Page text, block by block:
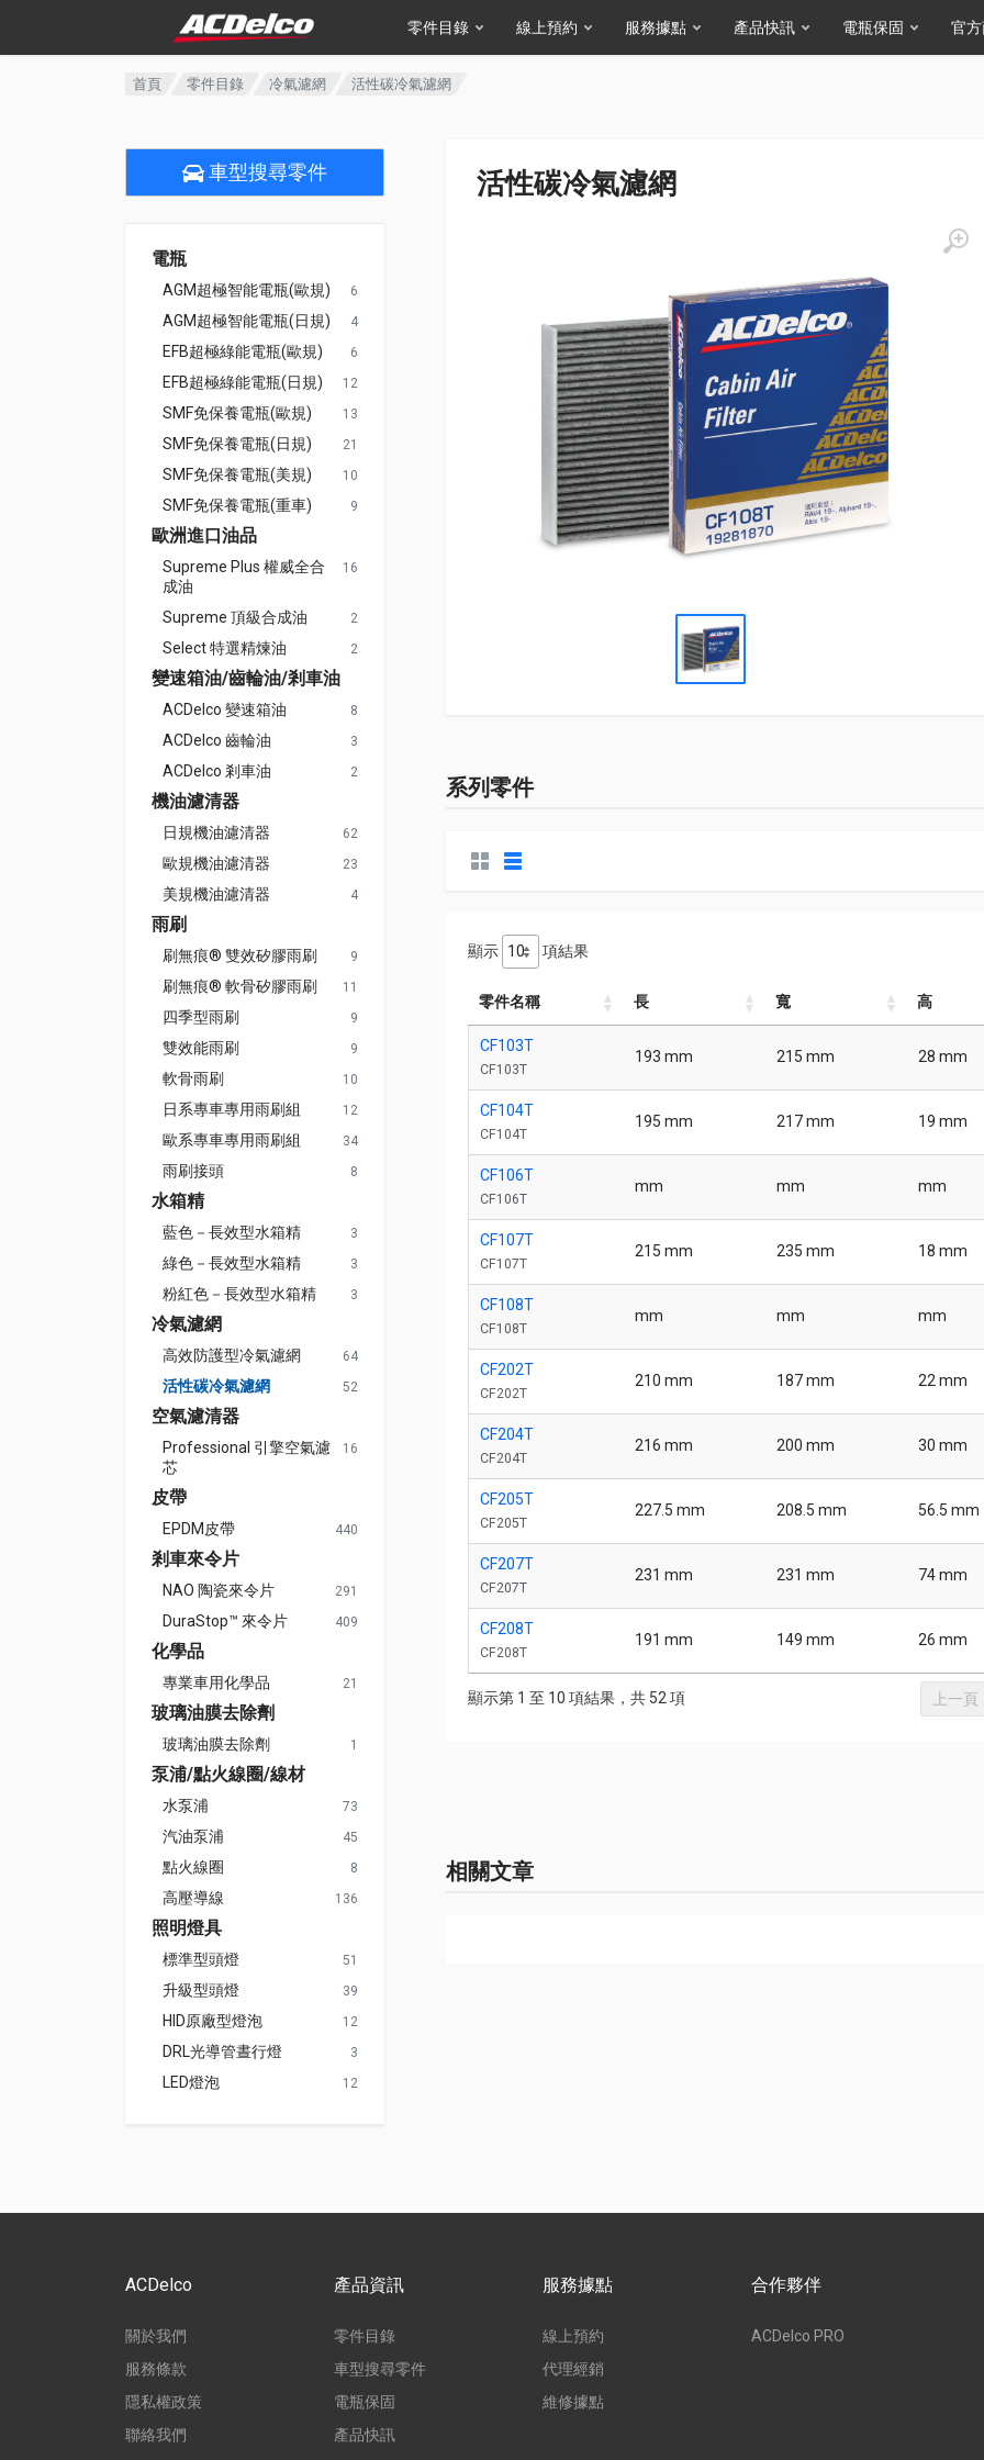
零件目錄 線上預約 服務據點 產品快訊 電瓶保固 官
首頁 零件目錄 冷氣濾網 活性碳冷氣濾網
車型搜尋零件
電瓶
AGM超極智能電瓶(歐規) 6
AGM超極智能電瓶(日規) 4
EFB超極綠能電瓶(歐規) 6
EFB超極綠能電瓶(日規) 12
SMF免保養電瓶(歐規) 13
SMF免保養電瓶(日規) 21
SMF免保養電瓶(美規) 10
SMF免保養電瓶(重車) 9
歐洲進口油品
Supreme Plus 權威全合
成油
16
Supreme 頂級合成油 2
Select 特選精煉油 2
變速箱油/齒輪油/剎車油
ACDelco 變速箱油 8
ACDelco 齒輪油 3
ACDelco 剎車油 2
機油濾清器
日規機油濾清器 62
歐規機油濾清器 23
美規機油濾清器 4
雨刷
刷無痕® 雙效矽膠雨刷 9
刷無痕® 軟骨矽膠雨刷 11
四季型雨刷 9
雙效能雨刷 9
軟骨雨刷 10
日系專車專用雨刷組 12
歐系專車專用雨刷組 34
雨刷接頭 8
水箱精
藍色－長效型水箱精 3
綠色－長效型水箱精 3
粉紅色－長效型水箱精 3
冷氣濾網
高效防護型冷氣濾網 64
活性碳冷氣濾網 52
空氣濾清器
Professional 引擎空氣濾
芯
16
皮帶
EPDM皮帶 440
剎車來令片
NAO 陶瓷來令片 291
DuraStop™ 來令片 409
化學品
專業車用化學品 21
玻璃油膜去除劑
玻璃油膜去除劑 1
泵浦/點火線圈/線材
水泵浦 73
汽油泵浦 45
點火線圈 8
高壓導線 136
照明燈具
標準型頭燈 51
升級型頭燈 39
HID原廠型燈泡 12
DRL光導管晝行燈 3
LED燈泡 12
活性碳冷氣濾網
系列零件
顯示 項結果
零件名稱 長 寬
高
零件名稱
CF103T
CF103T
193 mm 215 mm 28 mm
CF104T
CF104T
195 mm 217 mm 19 mm
CF106T
CF106T
mm mm mm
CF107T
CF107T
215 mm 235 mm 18 mm
CF108T
CF108T
mm mm mm
CF202T
CF202T
210 mm 187 mm 22 mm
CF204T
CF204T
216 mm 200 mm 30 mm
CF205T
CF205T
227.5 mm 208.5 mm 56.5 mm
CF207T
CF207T
231 mm 231 mm 74 mm
CF208T
CF208T
191 mm 149 mm 26 mm
顯示第 1 至 10 項結果，共 52 項 上一頁
相關文章
ACDelco
關於我們
服務條款
隱私權政策
聯絡我們
產品資訊
零件目錄
車型搜尋零件
電瓶保固
產品快訊
服務據點
線上預約
代理經銷
維修據點
合作夥伴
ACDelco PRO